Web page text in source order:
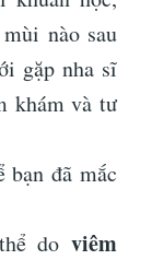
nào sau
gặp nha sĩ
khám và tư
bạn đã mắc
doviêm